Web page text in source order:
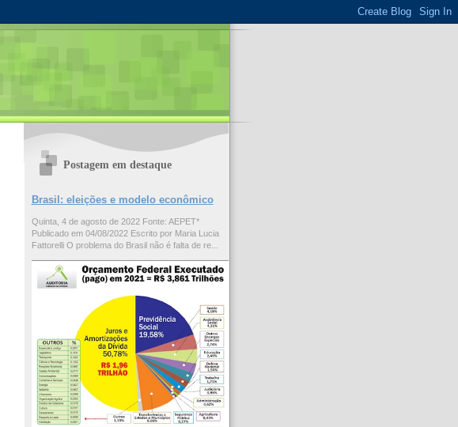
Postagem em destaque
Brasil: eleições e modelo econômico
Quinta, 4 de agosto de 2022 Fonte: AEPET*
Publicado em 04/08/2022 Escrito por Maria Lucia
Fattorelli O problema do Brasil não é falta de re...